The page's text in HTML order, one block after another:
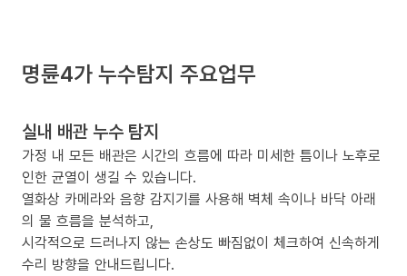
명륜4가 누수탐지 주요업무
실내 배관 누수 탐지
가정 내 모든 배관은 시간의 흐름에 따라 미세한 틈이나 노후로
인한 균열이 생길 수 있습니다.
열화상 카메라와 음향 감지기를 사용해 벽체 속이나 바닥 아래
의 물 흐름을 분석하고,
시각적으로 드러나지 않는 손상도 빠짐없이 체크하여 신속하게
수리 방향을 안내드립니다.